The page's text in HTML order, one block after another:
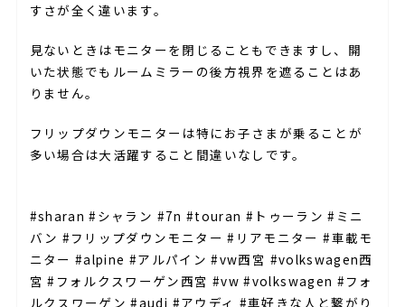
すさが全く違います。
見ないときはモニターを閉じることもできますし、開
いた状態でもルームミラーの後方視界を遮ることはあ
りません。
フリップダウンモニターは特にお子さまが乗ることが
多い場合は大活躍すること間違いなしです。
#sharan #シャラン #7n #touran #トゥーラン #ミニ
バン #フリップダウンモニター #リアモニター #車載モ
ニター #alpine #アルパイン #vw西宮 #volkswagen西
宮 #フォルクスワーゲン西宮 #vw #volkswagen #フォ
ルクスワーゲン #audi #アウディ #車好きな人と繋がり